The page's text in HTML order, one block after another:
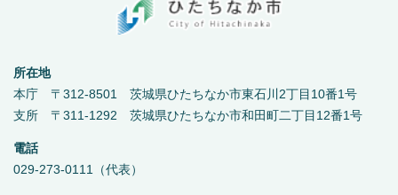
所在地
本庁 〒312-8501 茨城県ひたちなか市東石川2丁目10番1号
支所 〒311-1292 茨城県ひたちなか市和田町二丁目12番1号
電話
029-273-0111（代表）